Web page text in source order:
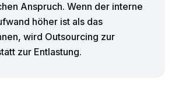
Anspruch. Wenn der interne
höher ist als das
wird Outsourcing zur
zur Entlastung.